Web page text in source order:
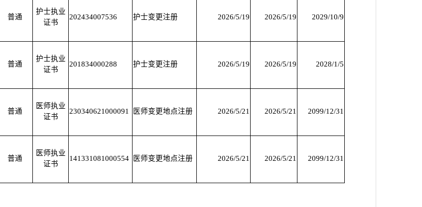
普通
护士执业
证书
202434007536 护士变更注册 2026/5/19 2026/5/19 2029/10/9
普通
护士执业
证书
201834000288 护士变更注册 2026/5/19 2026/5/19 2028/1/5
普通
医师执业
证书
230340621000091 医师变更地点注册 2026/5/21 2026/5/21 2099/12/31
普通
医师执业
证书
141331081000554 医师变更地点注册 2026/5/21 2026/5/21 2099/12/31